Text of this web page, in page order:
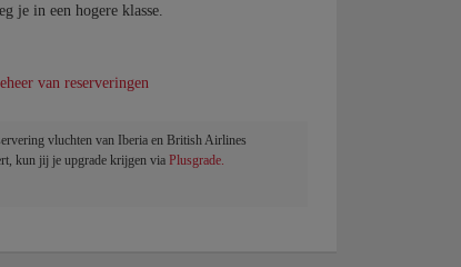
je in een hogere klasse.
van reserveringen
vluchten van Iberia en British Airlines
kun jij je upgrade krijgen via Plusgrade.